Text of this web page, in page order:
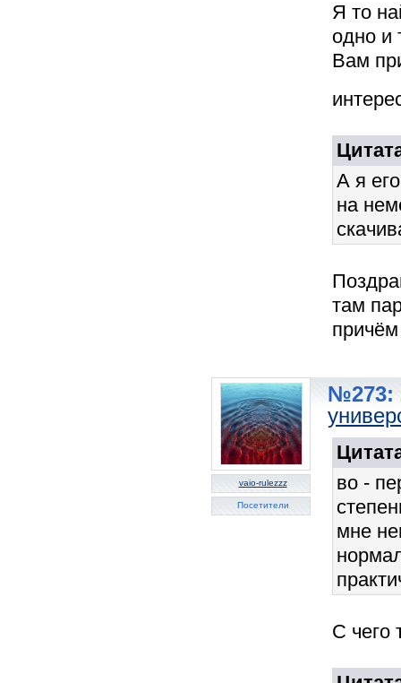
Я то
одно и
Вам
А я
на
там
vaio-rulezzz
Посетители
№273:
во -
мне
С чего